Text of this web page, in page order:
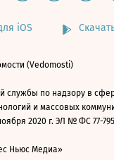
iOS
(Vedomosti)
службы по надзору в
и массовых
2020 г. ЭЛ № ФС 77-
Ньюс Медиа»